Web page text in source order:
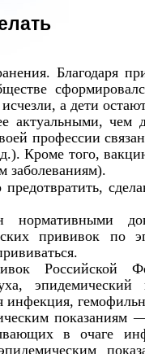
Благодаря
а дети
актуальными, чем
профессии
Кроме того,
заболеваниям).
прививок по
Российской
эпидемический
инфекция,
показаниям —
в очаге